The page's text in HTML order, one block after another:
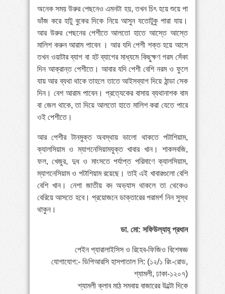
অনেক সময় উরুর পেছনেও এমনটা হয়, তখন চিৎ হয়ে শুয়ে পা
ভাঁজ করে হাটু বুকের দিকে নিয়ে আসুন যতোটুকু পারা যায়।
আর উরুর পেছনের পেশীতে আলতো হাতে আস্তে আস্তে
মালিশ করুন আরাম পাবেন । আর যদি পেশী শক্ত হয়ে আসে
তখন ওয়াটার ব্যাগ বা হট ব্যাগের মাধ্যমে কিছুক্ষণ গরম সেঁকা
দিন আক্রান্ত পেশীতে। আবার যদি পেশী বেশি নরম ও ফুলে
যায় আর ব্যথা থাকে তাহলে তাতে আইসব্যাগ দিয়ে ঠান্ডা সেক
দিন। বেশ আরাম পাবেন। প্রত্যেকের বাসায় ব্যথানাশক বাম
বা জেল থাকে, তা দিয়ে আলতো হাতে মালিশ করা যেতে পারে
ওই পেশীতে।
আর পেশীর টানমুক্ত অবস্থায় ভালো থাকতে পটাশিয়াম,
ক্যালসিয়াম ও ম্যাগনেসিয়ামযুক্ত খাবার খান। শাকসবজি,
ফল, খেজুর, দুধ ও মাংসতে পর্যাপ্ত পরিমাণে ক্যালসিয়াম,
ম্যাগনেসিয়াম ও পটাশিয়াম রয়েছে। তাই এই খাবারগুলো বেশি
বেশি খান। নেশা জাতীয় বদ অভ্যাস থাকলে তা থেকেও
বেরিয়ে আসতে হবে। প্রয়োজনে ডাক্তারের পরামর্শ নিন সুস্থ
থাকুন।
ডা. মো: সফিউল্যাহ্ প্রধান
পেইন প্যারালাইসিস ও রিহেব-ফিজিও বিশেষজ্ঞ
যোগাযোগ:- ডিপিআরসি হাসপাতাল লি: (১২/১ রিং-রোড,
শ্যামলী, ঢাকা-১২০৭)
শ্যামলী ক্লাব মাঠ সমবায় বাজারের উল্টো দিকে